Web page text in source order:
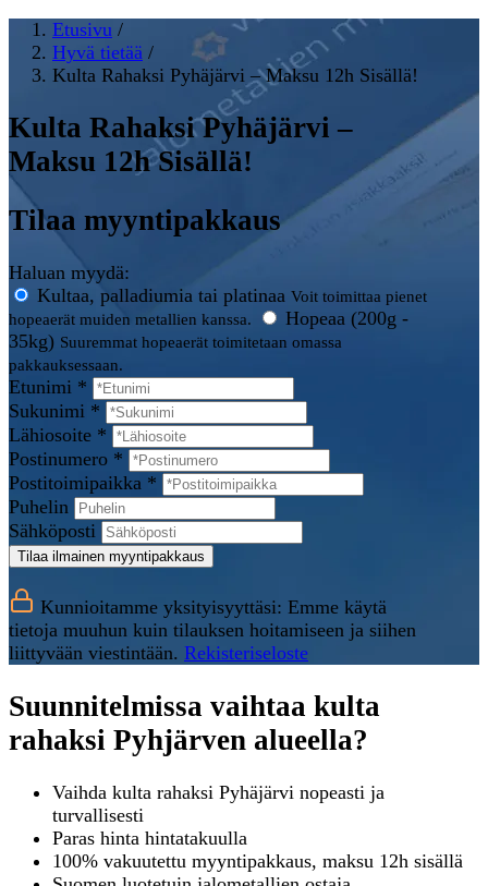
Etusivu /
Hyvä tietää /
Kulta Rahaksi Pyhäjärvi – Maksu 12h Sisällä!
Kulta Rahaksi Pyhäjärvi –
Maksu 12h Sisällä!
Tilaa myyntipakkaus
Haluan myydä:
Kultaa, palladiumia tai platinaa Voit toimittaa pienet
hopeaerät muiden metallien kanssa.
Hopeaa (200g -
35kg) Suuremmat hopeaerät toimitetaan omassa
pakkauksessaan.
Etunimi *
Sukunimi *
Lähiosoite *
Postinumero *
Postitoimipaikka *
Puhelin
Sähköposti
Tilaa ilmainen myyntipakkaus
Kunnioitamme yksityisyyttäsi: Emme käytä
tietoja muuhun kuin tilauksen hoitamiseen ja siihen
liittyvään viestintään. Rekisteriseloste
Suunnitelmissa vaihtaa kulta
rahaksi Pyhjärven alueella?
Vaihda kulta rahaksi Pyhäjärvi nopeasti ja
turvallisesti
Paras hinta hintatakuulla
100% vakuutettu myyntipakkaus, maksu 12h sisällä